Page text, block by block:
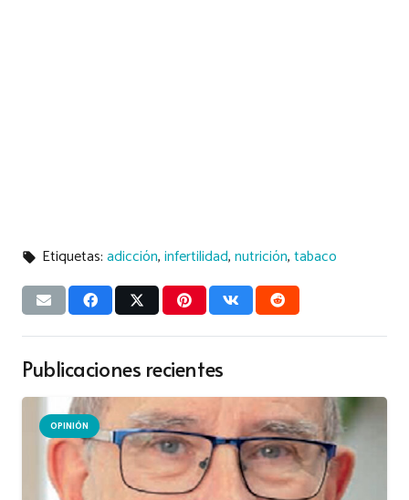
local_offer Etiquetas:adicción,infertilidad,nutrición,tabaco
Publicaciones recientes
OPINIÓN